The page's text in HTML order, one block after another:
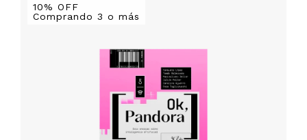
10% OFF
Comprando 3 o más